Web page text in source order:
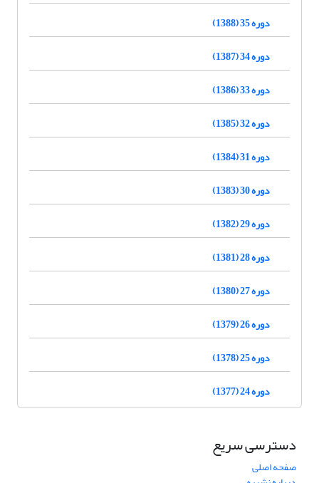
دوره 35 (1388)
دوره 34 (1387)
دوره 33 (1386)
دوره 32 (1385)
دوره 31 (1384)
دوره 30 (1383)
دوره 29 (1382)
دوره 28 (1381)
دوره 27 (1380)
دوره 26 (1379)
دوره 25 (1378)
دوره 24 (1377)
دسترسی سریع
صفحه اصلی